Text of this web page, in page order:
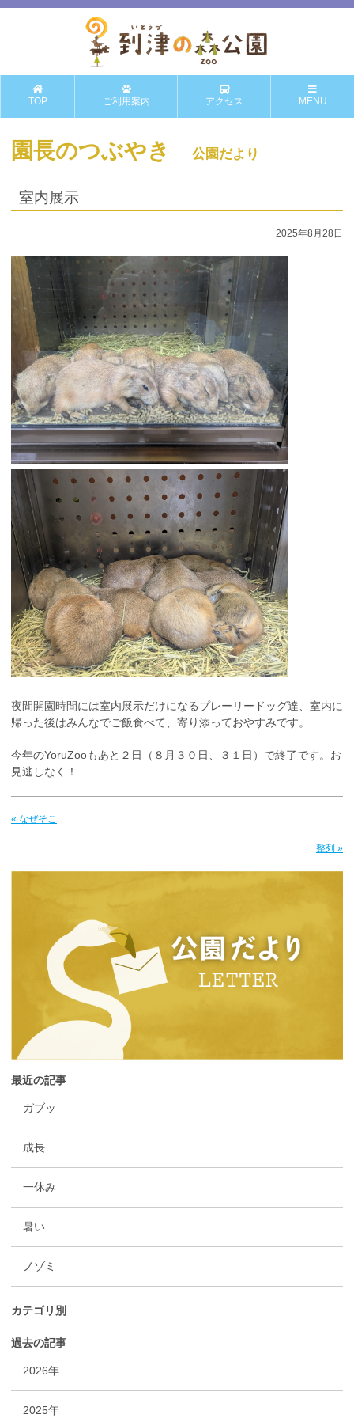
TOP ご利用案内 アクセス MENU
園長のつぶやき 公園だより
室内展示
2025年8月28日
夜間開園時間には室内展示だけになるプレーリードッグ達、室内に
帰った後はみんなでご飯食べて、寄り添っておやすみです。
今年のYoruZooもあと２日（８月３０日、３１日）で終了です。お
見逃しなく！
« なぜそこ
整列 »
最近の記事
ガブッ
成長
一休み
暑い
ノゾミ
カテゴリ別
過去の記事
2026年
2025年